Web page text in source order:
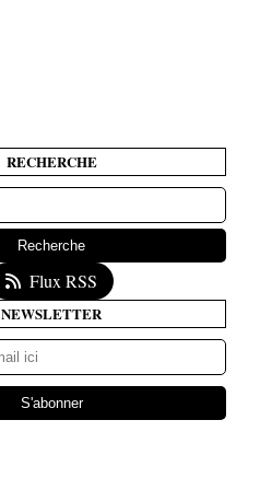
RECHERCHE
Flux RSS
NEWSLETTER